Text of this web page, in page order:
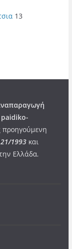
13
προηγούμενη
1993και
Ελλάδα.